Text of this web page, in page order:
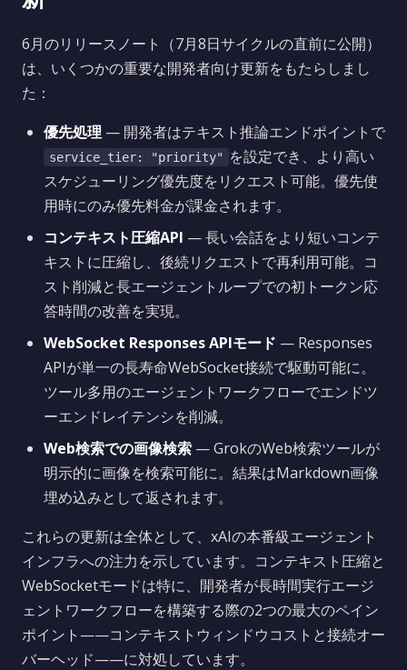
6月のリリースノート（7月8日サイクルの直前に公開）
は、いくつかの重要な開発者向け更新をもたらしまし
た：
優先処理 — 開発者はテキスト推論エンドポイントで
service_tier: "priority"
を設定でき、より高い
スケジューリング優先度をリクエスト可能。優先使
用時にのみ優先料金が課金されます。
コンテキスト圧縮API — 長い会話をより短いコンテ
キストに圧縮し、後続リクエストで再利用可能。コ
スト削減と長エージェントループでの初トークン応
答時間の改善を実現。
WebSocket Responses APIモード — Responses
APIが単一の長寿命WebSocket接続で駆動可能に。
ツール多用のエージェントワークフローでエンドツ
ーエンドレイテンシを削減。
Web検索での画像検索 — GrokのWeb検索ツールが
明示的に画像を検索可能に。結果はMarkdown画像
埋め込みとして返されます。
これらの更新は全体として、xAIの本番級エージェント
インフラへの注力を示しています。コンテキスト圧縮と
WebSocketモードは特に、開発者が長時間実行エージ
ェントワークフローを構築する際の2つの最大のペイン
ポイント——コンテキストウィンドウコストと接続オー
バーヘッド——に対処しています。